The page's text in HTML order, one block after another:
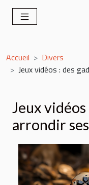
Accueil
Divers
Jeux vidéos : des
Jeux
arrondir